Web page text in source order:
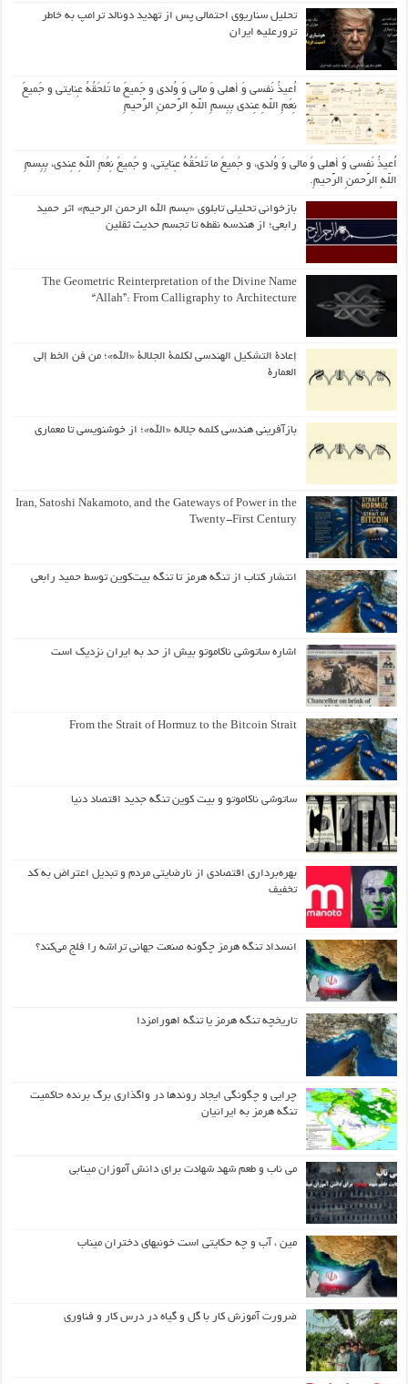
تحلیل سناریوی احتمالی پس از تهدید دونالد ترامپ به خاطر
ترورعلیه ایران
اُعیذُ نَفسی وَ أهلی وَ مالی وَ وُلدی و جَمیعَ ما تَلحَقُهُ عِنایتی و جَمیعَ
نِعَمِ اللّهِ عِندی بِبِسمِ اللّهِ الرَّحمنِ الرَّحیمِ
اُعیذُ نَفسی وَ أهلی وَ مالی وَ وُلدی، و جَمیعَ ما تَلحَقُهُ عِنایتی، و جَمیعَ نِعَمِ اللّهِ عِندی، بِبِسمِ
اللّهِ الرَّحمنِ الرَّحیمِ.
بازخوانی تحلیلی تابلوی «بسم الله الرحمن الرحیم» اثر حمید
رابعی؛ از هندسه نقطه تا تجسم حدیث ثقلین
The Geometric Reinterpretation of the Divine Name
“Allah”: From Calligraphy to Architecture
إعادة التشكيل الهندسي لكلمة الجلالة «الله»؛ من فن الخط إلى
العمارة
بازآفرینی هندسی کلمه جلاله «الله»؛ از خوشنویسی تا معماری
Iran, Satoshi Nakamoto, and the Gateways of Power in the
Twenty-First Century
انتشار کتاب از تنگه هرمز تا تنگه بیت‌کوین توسط حمید رابعی
اشاره ساتوشی ناکاموتو بیش از حد به ایران نزدیک است
From the Strait of Hormuz to the Bitcoin Strait
ساتوشی ناکاموتو و بیت کوین تنگه جدید اقتصاد دنیا
بهره‌برداری اقتصادی از نارضایتی مردم و تبدیل اعتراض به کد
تخفیف
انسداد تنگه هرمز چگونه صنعت جهانی تراشه را فلج می‌کند؟
تاریخچه تنگه هرمز یا تنگه اهورامزدا
چرایی و چگونگی ایجاد روندها در واگذاری برگ برنده حاکمیت
تنگه هرمز به ایرانیان
می ناب و طعم شهد شهادت برای دانش آموزان مینابی
مین ، آب و چه حکایتی است خونبهای دختران میناب
ضرورت آموزش کار با گل و گیاه در درس کار و فناوری